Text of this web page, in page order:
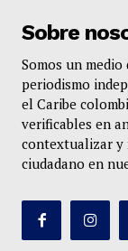
Sobre
Somos un
periodismo
el Caribe
verificables en
contextualizar y
ciudadano en